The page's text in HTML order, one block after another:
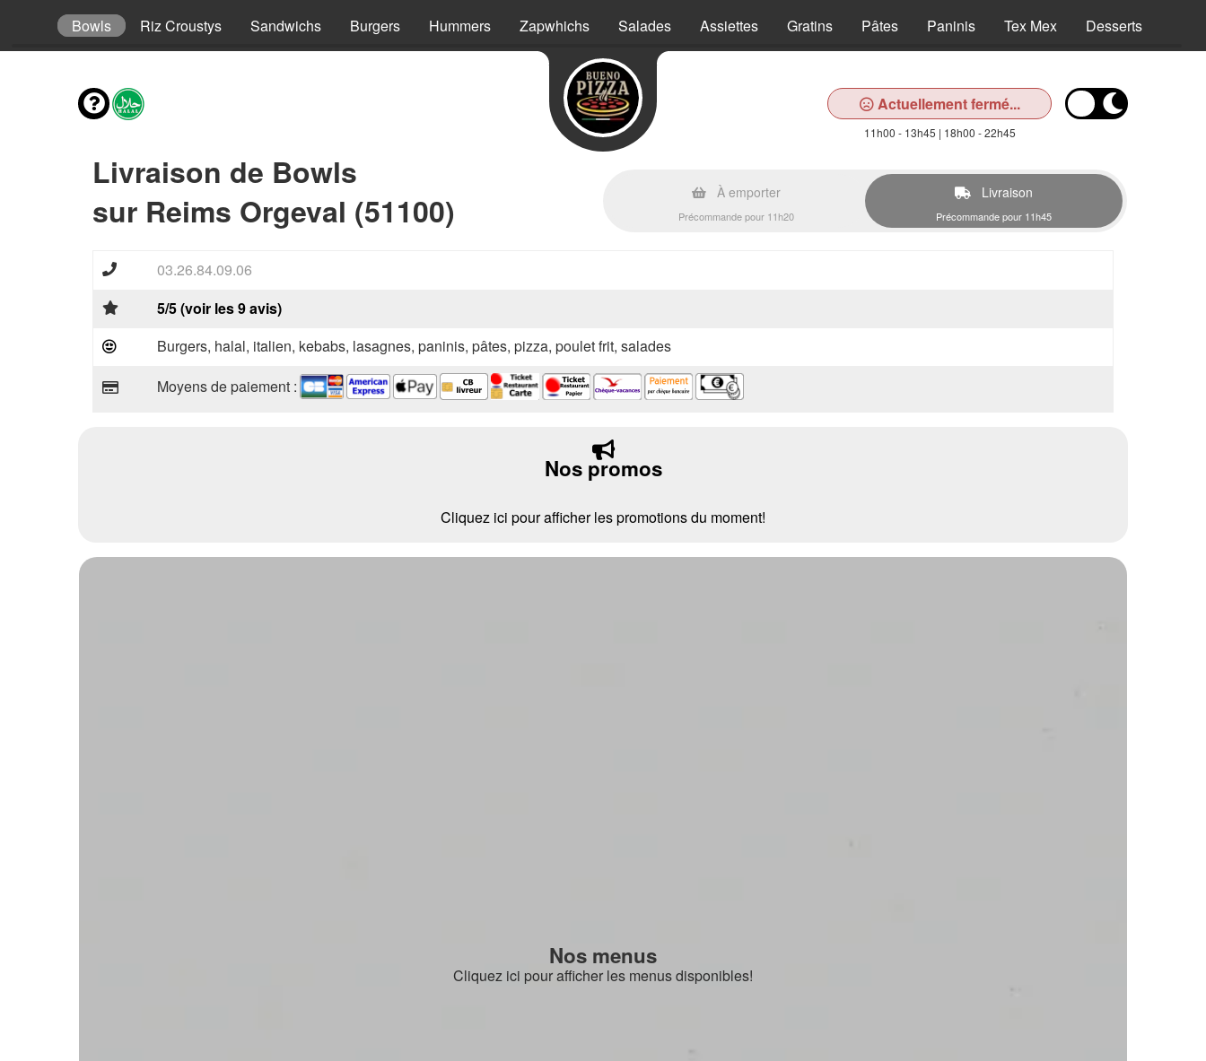
Bowls Riz Croustys Sandwichs Burgers Hummers Zapwhichs Salades Assiettes Gratins Pâtes Paninis Tex Mex Desserts
Actuellement fermé...
11h00 - 13h45 | 18h00 - 22h45
Livraison de Bowls
sur Reims Orgeval (51100)
À emporter
Précommande pour 11h20
Livraison
Précommande pour 11h45
03.26.84.09.06
5/5 (voir les 9 avis)
Burgers, halal, italien, kebabs, lasagnes, paninis, pâtes, pizza, poulet frit, salades
Moyens de paiement :
Nos promos
Cliquez ici pour afficher les promotions du moment!
Nos menus
Cliquez ici pour afficher les menus disponibles!